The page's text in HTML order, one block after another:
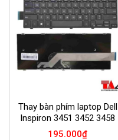
Add to
Wishlist
Thay bàn phím laptop Dell
Inspiron 3451 3452 3458
195.000₫